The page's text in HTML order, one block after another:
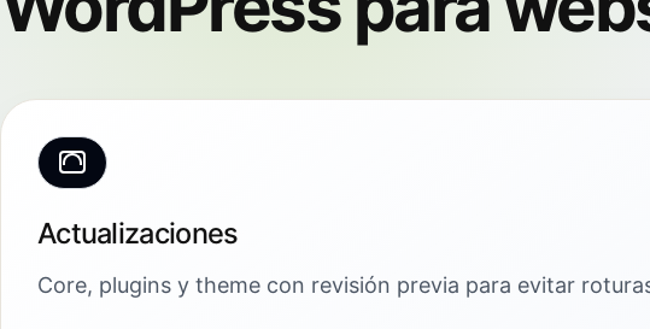
Actualizaciones
Core, plugins y theme con revisión previa para evitar